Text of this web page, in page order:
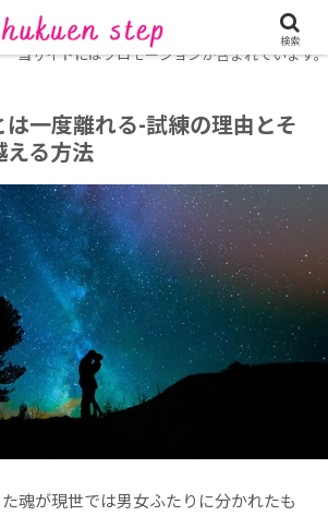
ラム
運命の人・ツインレイ
当サイトにはプロモーションが含まれています。
一度離れる-試練の理由とそ
る方法
魂が現世では男女ふたりに分かれたも
検索